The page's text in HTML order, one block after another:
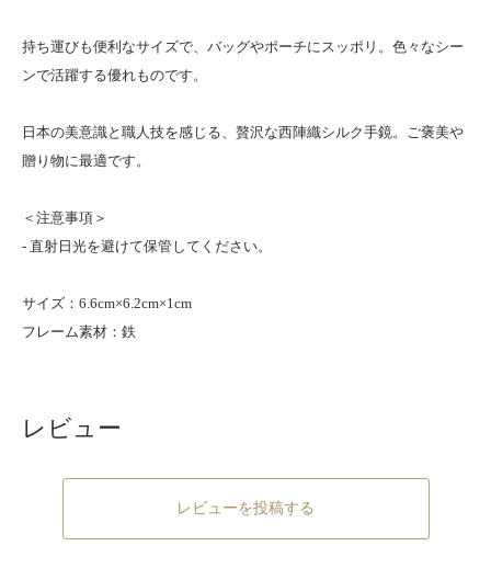
持ち運びも便利なサイズで、バッグやポーチにスッポリ。色々なシー
ンで活躍する優れものです。
日本の美意識と職人技を感じる、贅沢な西陣織シルク手鏡。ご褒美や
贈り物に最適です。
＜注意事項＞
- 直射日光を避けて保管してください。
サイズ：6.6cm×6.2cm×1cm
フレーム素材：鉄
レビュー
レビューを投稿する